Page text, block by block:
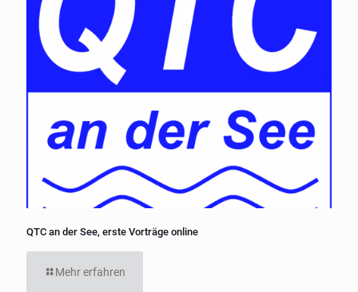
QTC an der See, erste Vorträge online
Mehr erfahren